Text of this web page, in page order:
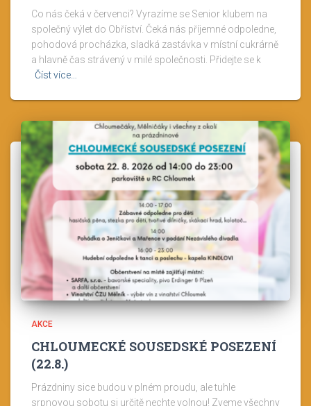
Co nás čeká v červenci? Vyrazíme se Senior klubem na
společný výlet do Obříství. Čeká nás příjemné odpoledne,
pohodová procházka, sladká zastávka v místní cukrárně
a hlavně čas strávený v milé společnosti. Přidejte se k
Číst více…
AKCE
CHLOUMECKÉ SOUSEDSKÉ POSEZENÍ
(22.8.)
Prázdniny sice budou v plném proudu, ale tuhle
srpnovou sobotu si určitě nechte volnou! Zveme všechny